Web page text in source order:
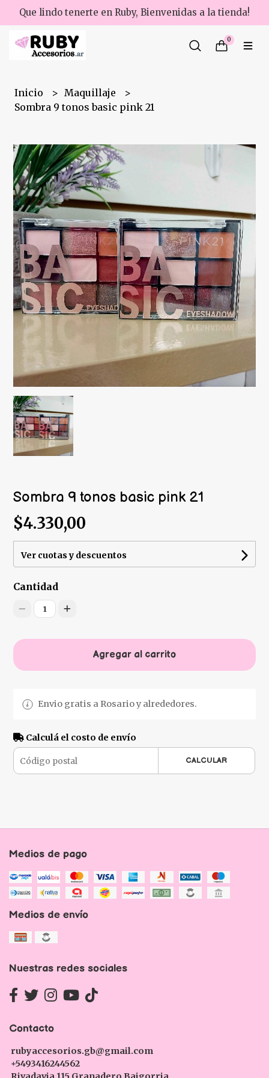
Que lindo tenerte en Ruby, Bienvenidas a la tienda!
0
Inicio
Maquillaje
Sombra 9 tonos basic pink 21
Sombra 9 tonos basic pink 21
$4.330,00
Ver cuotas y descuentos
Cantidad
1
Agregar al carrito
Envio gratis a Rosario y alrededores.
Calculá el costo de envío
CALCULAR
Medios de pago
Medios de envío
Nuestras redes sociales
Contacto
rubyaccesorios.gb@gmail.com
+5493416244562